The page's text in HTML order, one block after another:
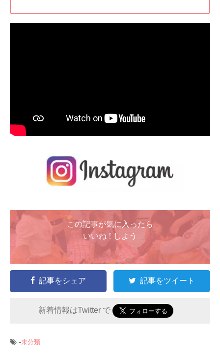
この記事が気に入ったら
いいね ! しよう
記事をシェア 記事をツイート
新着情報はTwitter で
-未分類